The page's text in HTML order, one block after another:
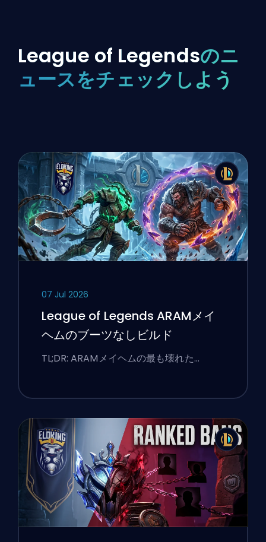
League of Legendsのニ
ュースをチェックしよう
07 Jul 2026
League of Legends ARAMメイ
ヘムのブーツなしビルド
TL;DR: ARAMメイヘムの最も壊れた…